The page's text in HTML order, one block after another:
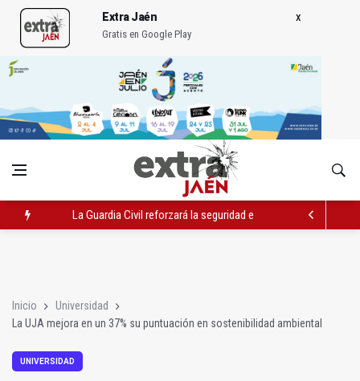
Extra Jaén
Gratis en Google Play
La Guardia Civil reforzará la seguridad el 12 de agosto por el
Inicio
Universidad
La UJA mejora en un 37% su puntuación en sostenibilidad ambiental
UNIVERSIDAD